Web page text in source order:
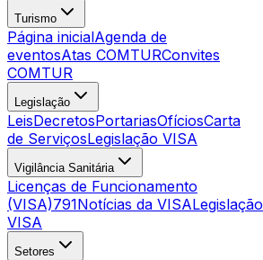
Turismo
Página inicialAgenda de
eventosAtas COMTURConvites
COMTUR
Legislação
LeisDecretosPortariasOfíciosCarta
de ServiçosLegislação VISA
Vigilância Sanitária
Licenças de Funcionamento
(VISA)791Notícias da VISALegislação
VISA
Setores